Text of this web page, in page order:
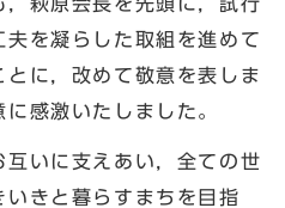
を凝らした取組を進めて
に，改めて敬意を表しま
感激いたしました。
いに支えあい，全ての世
きと暮らすまちを目指